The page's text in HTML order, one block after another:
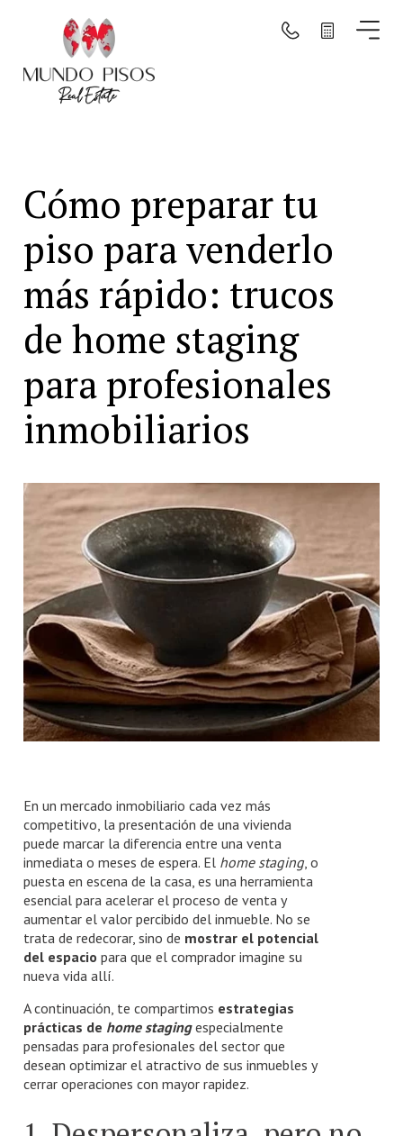
Número de habitaciones
Número de habitaciones
Número de baños
Número de baños
Borrar filtros
Cómo preparar tu
piso para venderlo
más rápido: trucos
de home staging
para profesionales
inmobiliarios
En un mercado inmobiliario cada vez más
competitivo, la presentación de una vivienda
puede marcar la diferencia entre una venta
inmediata o meses de espera. El home staging, o
puesta en escena de la casa, es una herramienta
esencial para acelerar el proceso de venta y
aumentar el valor percibido del inmueble. No se
trata de redecorar, sino de mostrar el potencial
del espacio para que el comprador imagine su
nueva vida allí.
A continuación, te compartimos estrategias
prácticas de home stagingespecialmente
pensadas para profesionales del sector que
desean optimizar el atractivo de sus inmuebles y
cerrar operaciones con mayor rapidez.